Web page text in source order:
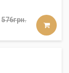
576грн.